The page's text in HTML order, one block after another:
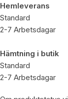
Hemleverans
Standard
2-7 Arbetsdagar
Hämtning i butik
Standard
2-7 Arbetsdagar